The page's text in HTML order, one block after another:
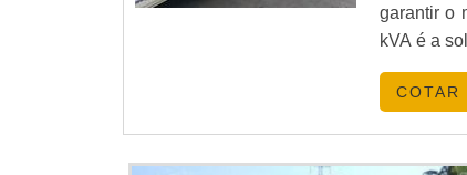
garantir o
kVA é a
COTAR